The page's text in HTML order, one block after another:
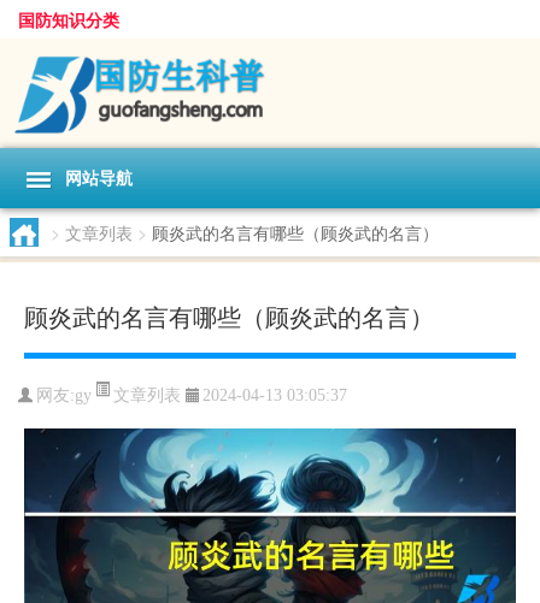
国防知识分类
网站导航
> 文章列表 > 顾炎武的名言有哪些（顾炎武的名言）
顾炎武的名言有哪些（顾炎武的名言）
网友:gy 文章列表 2024-04-13 03:05:37